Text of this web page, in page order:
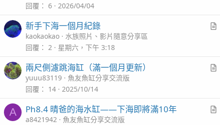
c
回覆
6 2026/04/04
c
新手下海一個月紀錄
kaokaokao
水族照片、影片隨意分享區
回覆
2 星期六，下午 3:18
c
兩尺側濾跳海缸（滿一個月更新）
yuuu83119
魚友魚缸分享交流版
回覆
14 2025/10/14
A Ph8.4 晴爸的海水缸——下海即將滿10年
a8421942
魚友魚缸分享交流版